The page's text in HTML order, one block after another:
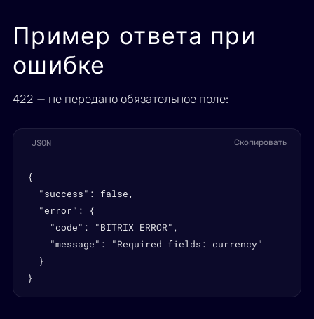
Пример ответа при
ошибке
422 — не передано обязательное поле:
JSON Скопировать
{
  "success": false,
  "error": {
    "code": "BITRIX_ERROR",
    "message": "Required fields: currency"
  }
}